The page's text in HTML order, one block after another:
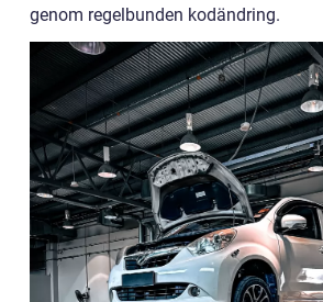
genom regelbunden kodändring.